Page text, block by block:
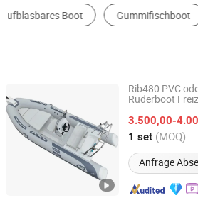
Surfen Ausrüstung Speed ​​Boat
Rib480 PVC
Ruderboot
RIB Boot
aufblasbares
3.500,00-
1 set (MOQ)
Anfrage
Qingdao Haimai Boat Co., Ltd.
Shandong, China Seit